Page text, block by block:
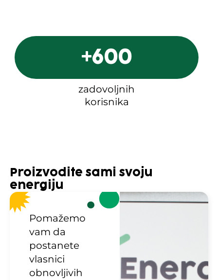
zadovoljnih
korisnika
+600
Proizvodite sami svoju
energiju
Pomažemo
vam da
postanete
vlasnici
obnovljivih